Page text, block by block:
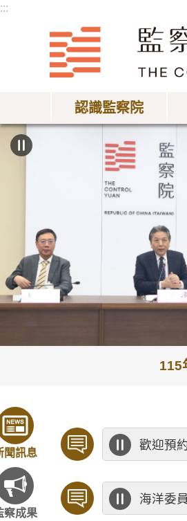
:::
認識監察院
:::
115
聞訊息
察成果
歡迎預
海洋委